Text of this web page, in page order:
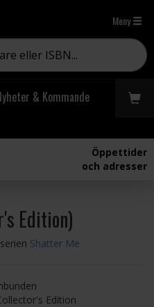
Meny
& Kommande
Öppettider
och adresser
Edition)
Shatter Me
Edition